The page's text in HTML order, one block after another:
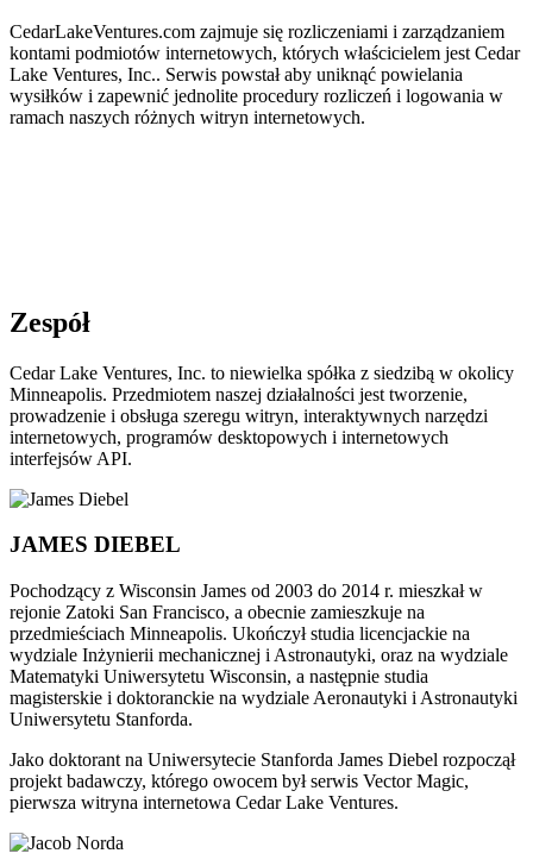
CedarLakeVentures.com zajmuje się rozliczeniami i zarządzaniem
kontami podmiotów internetowych, których właścicielem jest Cedar
Lake Ventures, Inc.. Serwis powstał aby uniknąć powielania
wysiłków i zapewnić jednolite procedury rozliczeń i logowania w
ramach naszych różnych witryn internetowych.
Zespół
Cedar Lake Ventures, Inc. to niewielka spółka z siedzibą w okolicy
Minneapolis. Przedmiotem naszej działalności jest tworzenie,
prowadzenie i obsługa szeregu witryn, interaktywnych narzędzi
internetowych, programów desktopowych i internetowych
interfejsów API.
JAMES DIEBEL
Pochodzący z Wisconsin James od 2003 do 2014 r. mieszkał w
rejonie Zatoki San Francisco, a obecnie zamieszkuje na
przedmieściach Minneapolis. Ukończył studia licencjackie na
wydziale Inżynierii mechanicznej i Astronautyki, oraz na wydziale
Matematyki Uniwersytetu Wisconsin, a następnie studia
magisterskie i doktoranckie na wydziale Aeronautyki i Astronautyki
Uniwersytetu Stanforda.
Jako doktorant na Uniwersytecie Stanforda James Diebel rozpoczął
projekt badawczy, którego owocem był serwis Vector Magic,
pierwsza witryna internetowa Cedar Lake Ventures.